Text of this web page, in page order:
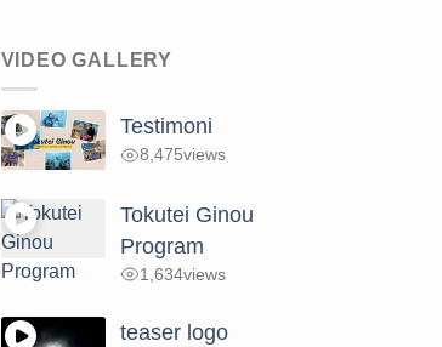
VIDEO GALLERY
Testimoni
8,475views
Tokutei Ginou
Program
1,634views
teaser logo